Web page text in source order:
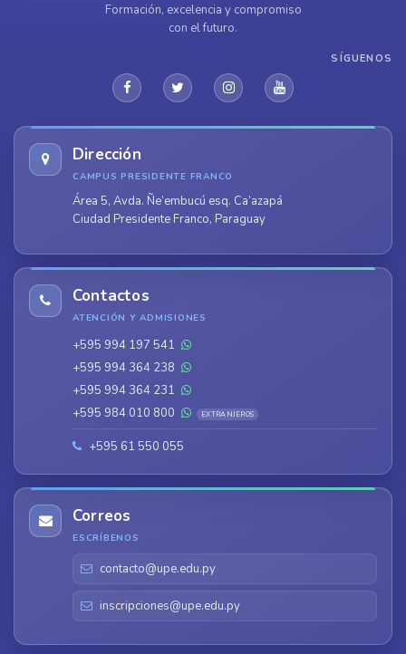
Formación, excelencia y compromiso
con el futuro.
SÍGUENOS
Dirección
CAMPUS PRESIDENTE FRANCO
Área 5, Avda. Ñe’embucú esq. Ca’azapá
Ciudad Presidente Franco, Paraguay
Contactos
ATENCIÓN Y ADMISIONES
+595 994 197 541
+595 994 364 238
+595 994 364 231
+595 984 010 800
EXTRANJEROS
+595 61 550 055
Correos
ESCRÍBENOS
contacto@upe.edu.py
inscripciones@upe.edu.py